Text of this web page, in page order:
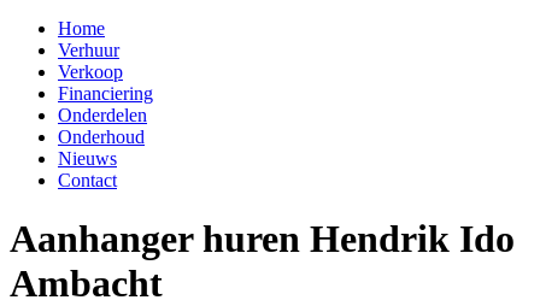
Home
Verhuur
Verkoop
Financiering
Onderdelen
Onderhoud
Nieuws
Contact
Aanhanger huren Hendrik Ido
Ambacht